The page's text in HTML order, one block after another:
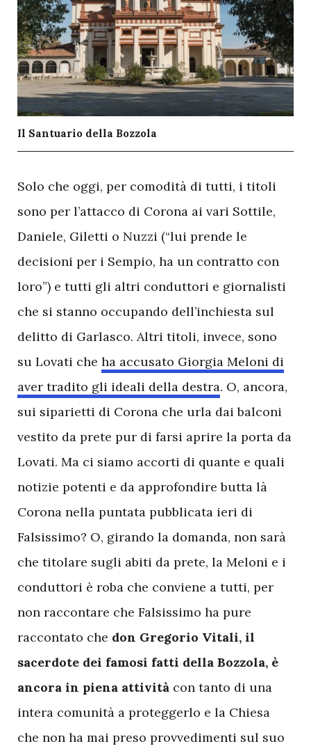
Il Santuario della Bozzola
Solo che oggi, per comodità di tutti, i titoli
sono per l’attacco di Corona ai vari Sottile,
Daniele, Giletti o Nuzzi (“lui prende le
decisioni per i Sempio, ha un contratto con
loro”) e tutti gli altri conduttori e giornalisti
che si stanno occupando dell’inchiesta sul
delitto di Garlasco. Altri titoli, invece, sono
su Lovati che ha accusato Giorgia Meloni di
aver tradito gli ideali della destra. O, ancora,
sui siparietti di Corona che urla dai balconi
vestito da prete pur di farsi aprire la porta da
Lovati. Ma ci siamo accorti di quante e quali
notizie potenti e da approfondire butta là
Corona nella puntata pubblicata ieri di
Falsissimo? O, girando la domanda, non sarà
che titolare sugli abiti da prete, la Meloni e i
conduttori è roba che conviene a tutti, per
non raccontare che Falsissimo ha pure
raccontato che don Gregorio Vitali, il
sacerdote dei famosi fatti della Bozzola, è
ancora in piena attività con tanto di una
intera comunità a proteggerlo e la Chiesa
che non ha mai preso provvedimenti sul suo